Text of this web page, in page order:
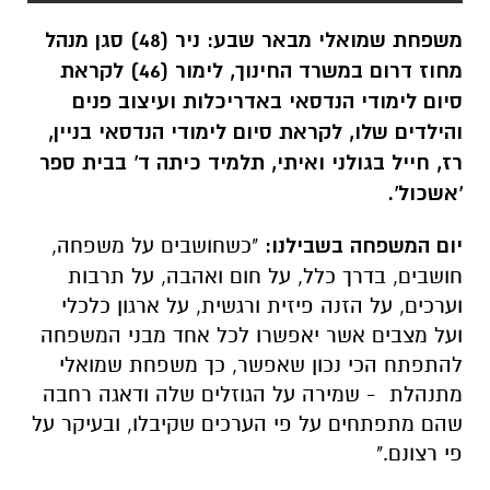
משפחת שמואלי מבאר שבע: ניר (48) סגן מנהל
מחוז דרום במשרד החינוך, לימור (46) לקראת
סיום לימודי הנדסאי באדריכלות ועיצוב פנים
והילדים שלו, לקראת סיום לימודי הנדסאי בניין,
רז, חייל בגולני ואיתי, תלמיד כיתה ד' בבית ספר
'אשכול'.
יום המשפחה בשבילנו: "כשחושבים על משפחה,
חושבים, בדרך כלל, על חום ואהבה, על תרבות
וערכים, על הזנה פיזית ורגשית, על ארגון כלכלי
ועל מצבים אשר יאפשרו לכל אחד מבני המשפחה
להתפתח הכי נכון שאפשר, כך משפחת שמואלי
מתנהלת - שמירה על הגוזלים שלה ודאגה רחבה
שהם מתפתחים על פי הערכים שקיבלו, ובעיקר על
פי רצונם."